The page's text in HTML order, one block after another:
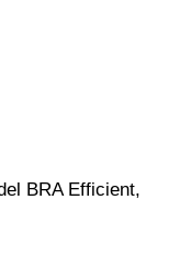
BRA Efficient,